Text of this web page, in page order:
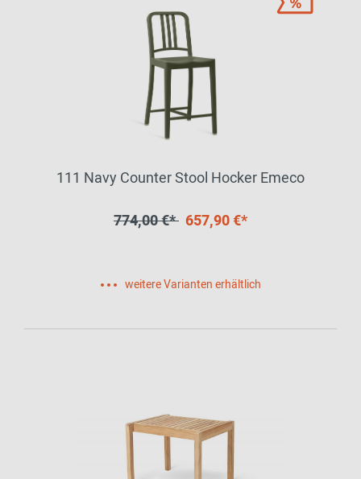
111 Navy Counter Stool Hocker Emeco
774,00 €* 657,90 €*
weitere Varianten erhältlich